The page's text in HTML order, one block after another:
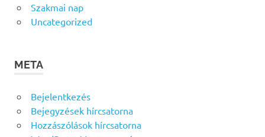
Szakmai nap
Uncategorized
META
Bejelentkezés
Bejegyzések hírcsatorna
Hozzászólások hírcsatorna